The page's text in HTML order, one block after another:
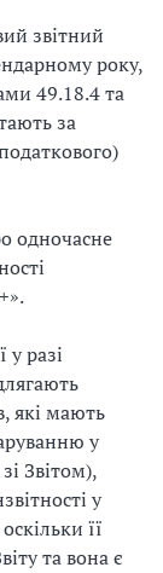
звітний
року,
49.18.4 та
за
одночасне
разі
які мають
у
Звітом),
у
її
та вона є